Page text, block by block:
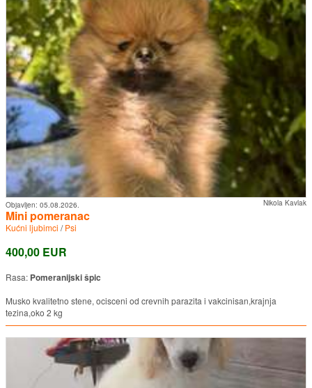
Nikola Kavlak
Objavljen: 05.08.2026.
Mini pomeranac
Kućni ljubimci /Psi
400,00 EUR
Rasa: Pomeranijski špic
Musko kvalitetno stene, ocisceni od crevnih parazita i vakcinisan,krajnja
tezina,oko 2 kg